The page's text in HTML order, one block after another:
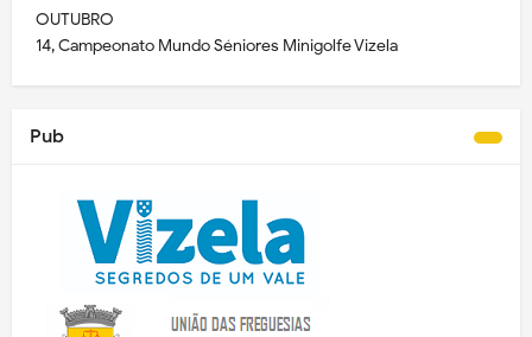
OUTUBRO
14, Campeonato Mundo Séniores Minigolfe Vizela
Pub